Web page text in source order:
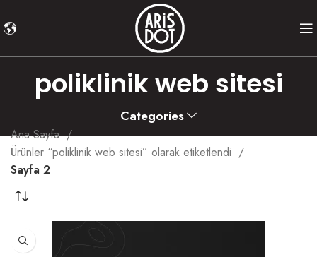
poliklinik web sitesi
Categories
Ana Sayfa
Ürünler “poliklinik web sitesi” olarak etiketlendi
Sayfa 2